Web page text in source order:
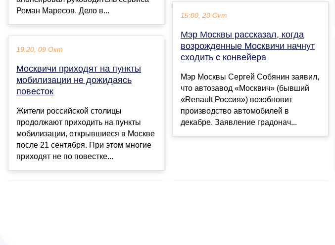
Роман Маресов. Дело в...
19:20, 09 Окт
Москвичи приходят на пункты
мобилизации не дожидаясь
повесток
Жители российской столицы
продолжают приходить на пункты
мобилизации, открывшиеся в Москве
после 21 сентября. При этом многие
приходят не по повестке...
15:00, 20 Окт
Мэр Москвы рассказал, когда
возрожденные Москвичи начнут
сходить с конвейера
Мэр Москвы Сергей Собянин заявил,
что автозавод «Москвич» (бывший
«Renault Россия») возобновит
производство автомобилей в
декабре. Заявление градонач...